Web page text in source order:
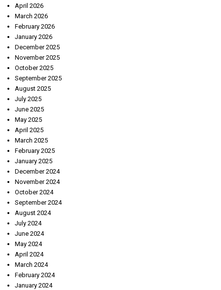
April 2026
March 2026
February 2026
January 2026
December 2025
November 2025
October 2025
September 2025
August 2025
July 2025
June 2025
May 2025
April 2025
March 2025
February 2025
January 2025
December 2024
November 2024
October 2024
September 2024
August 2024
July 2024
June 2024
May 2024
April 2024
March 2024
February 2024
January 2024